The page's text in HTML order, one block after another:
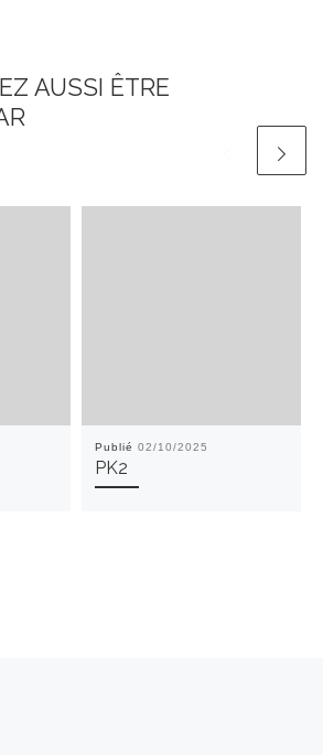
AUSSI ÊTRE
Publié 02/10/2025
PK2
articles